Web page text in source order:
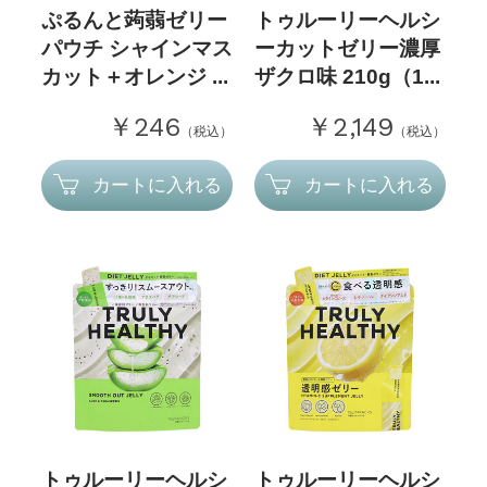
ぷるんと蒟蒻ゼリー
パウチ シャインマス
カット＋オレンジ ...
￥246 （税込）
カートに入れる
トゥルーリーヘルシ
ーカットゼリー濃厚
ザクロ味 210g（1...
￥2,149 （税込）
カートに入れる
トゥルーリーヘルシ トゥルーリーヘルシ